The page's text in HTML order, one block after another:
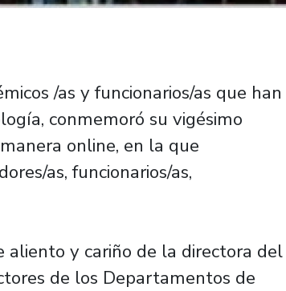
/as y funcionarios/as que han
conmemoró su vigésimo
online, en la que
as, funcionarios/as,
aliento y cariño de la directora del
de los Departamentos de